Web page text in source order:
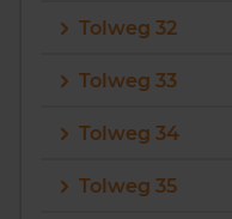
Tolweg 32
Tolweg 33
Tolweg 34
Tolweg 35